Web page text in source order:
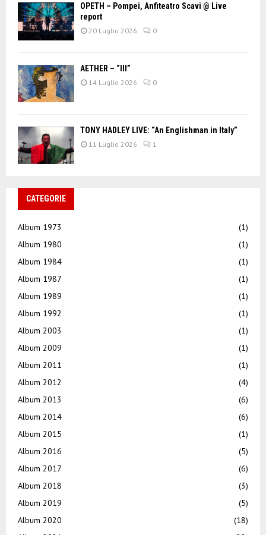
OPETH – Pompei, Anfiteatro Scavi @ Live
report
20 Luglio 2026 0
AETHER – “III”
14 Luglio 2026 0
TONY HADLEY LIVE: “An Englishman in Italy”
11 Luglio 2026 1
CATEGORIE
Album 1973
(1)
Album 1980
(1)
Album 1984
(1)
Album 1987
(1)
Album 1989
(1)
Album 1992
(1)
Album 2003
(1)
Album 2009
(1)
Album 2011
(1)
Album 2012
(4)
Album 2013
(6)
Album 2014
(6)
Album 2015
(1)
Album 2016
(5)
Album 2017
(6)
Album 2018
(3)
Album 2019
(5)
Album 2020
(18)